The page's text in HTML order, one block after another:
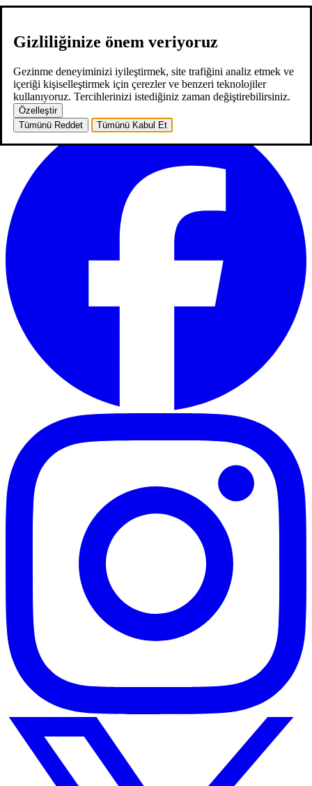
Gizliliğinize önem veriyoruz
Gezinme deneyiminizi iyileştirmek, site trafiğini analiz etmek ve
içeriği kişiselleştirmek için çerezler ve benzeri teknolojiler
kullanıyoruz. Tercihlerinizi istediğiniz zaman değiştirebilirsiniz.
Özelleştir
Tümünü Reddet
Tümünü Kabul Et
hakkımızdahizmetlerimizneler yaptıkkariyer2
EN
ana sayfahakkımızdahizmetlerimiz neler yaptıkkariyer2 blog
iletişim